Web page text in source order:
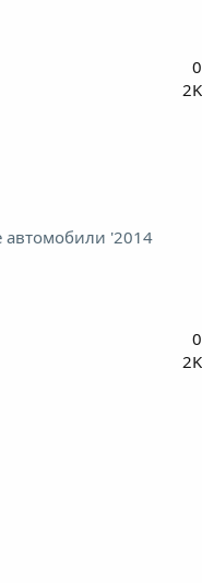
0
2K
автомобили '2014
0
2K